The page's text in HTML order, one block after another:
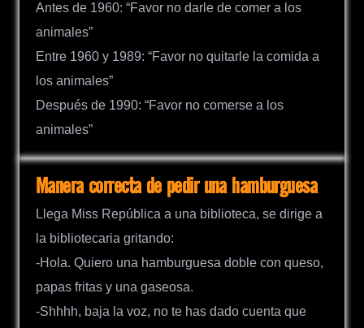
Antes de 1960: “Favor no darle de comer a los
animales”
Entre 1960 y 1989: “Favor no quitarle la comida a
los animales”
Después de 1990: “Favor no comerse a los
animales”
Manera correcta de pedir una hamburguesa
Llega Miss República a una biblioteca, se dirige a
la bibliotecaria gritando:
-Hola. Quiero una hamburguesa doble con queso,
papas fritas y una gaseosa.
-Shhhh, baja la voz, no te has dado cuenta que